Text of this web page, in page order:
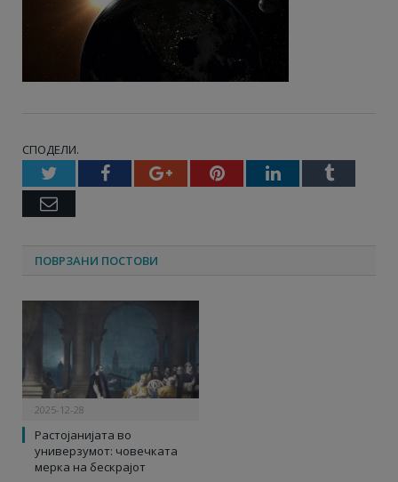
СПОДЕЛИ.
TwitterFacebookGoogle+Pinterest
LinkedIn
Email
ПОВРЗАНИ ПОСТОВИ
2025-12-28
Растојанијата во
универзумот: човечката
мерка на бескрајот